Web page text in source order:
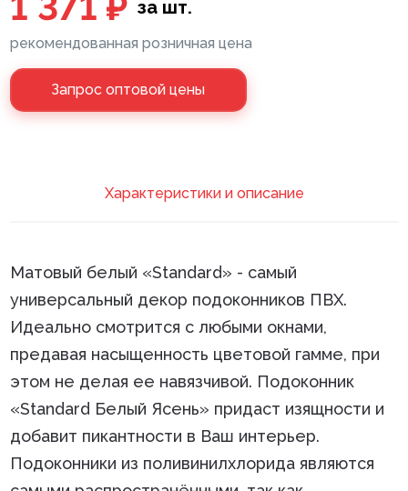
за шт.
рекомендованная розничная цена
Запрос оптовой цены
Xарактеристики и описание
Матовый белый «Standard» - самый
универсальный декор подоконников ПВХ.
Идеально смотрится с любыми окнами,
предавая насыщенность цветовой гамме, при
этом не делая ее навязчивой. Подоконник
«Standard Белый Ясень» придаст изящности и
добавит пикантности в Ваш интерьер.
Подоконники из поливинилхлорида являются